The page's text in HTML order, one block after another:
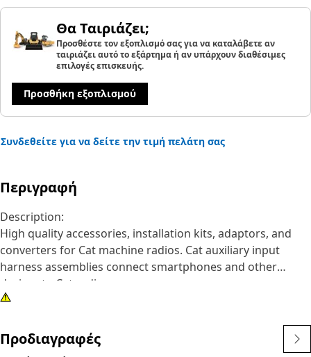
Θα Ταιριάζει;
Προσθέστε τον εξοπλισμό σας για να καταλάβετε αν
ταιριάζει αυτό το εξάρτημα ή αν υπάρχουν διαθέσιμες
επιλογές επισκευής.
Προσθήκη εξοπλισμού
Συνδεθείτε για να δείτε την τιμή πελάτη σας
Περιγραφή
Description:
High quality accessories, installation kits, adaptors, and
converters for Cat machine radios. Cat auxiliary input
harness assemblies connect smartphones and other
devices to Cat radios.
• Multi-pin connector for connection to the radio
• Dust cap to protect port when not in use
Προδιαγραφές